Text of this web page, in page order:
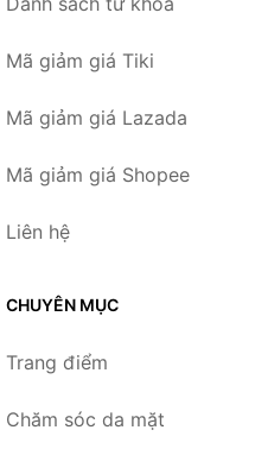
Mã giảm giá Tiki
Mã giảm giá Lazada
Mã giảm giá Shopee
Liên hệ
CHUYÊN MỤC
Trang điểm
Chăm sóc da mặt